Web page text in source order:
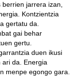
jarrera izan,
Kontzientzia
gertatu da.
gai behar
gertu.
duen ikusi
da. Energia
menpe egongo gara.